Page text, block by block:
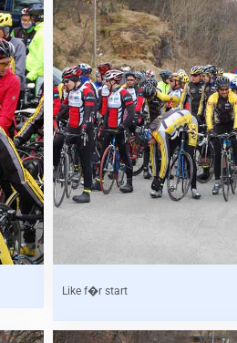
Like f�r start